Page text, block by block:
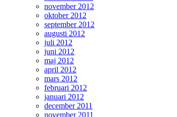
november 2012
oktober 2012
september 2012
augusti 2012
juli 2012
juni 2012
maj 2012
april 2012
mars 2012
februari 2012
januari 2012
december 2011
november 2011